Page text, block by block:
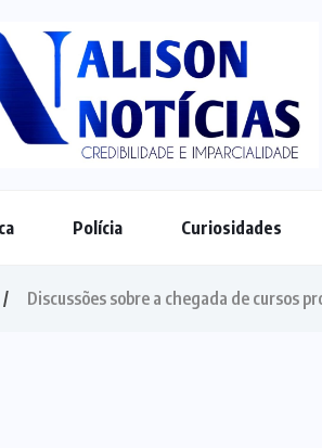
Polícia Curiosidades
Discussões sobre a chegada de cursos